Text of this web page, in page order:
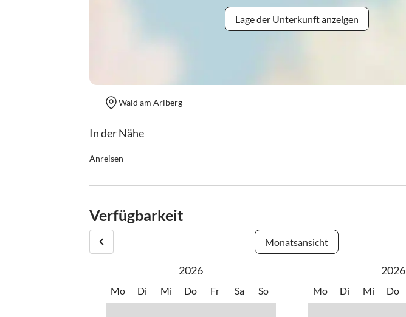
Lage der Unterkunft anzeigen
Wald am Arlberg
In der Nähe
Anreisen
Anreisezeit: 15:00 - 17:00 Uhr / eine spätere Anreise muss angemeldet werden.
Verfügbarkeit
Monatsansicht
2026
Mo Di Mi Do Fr Sa So
2026
Mo Di Mi Do